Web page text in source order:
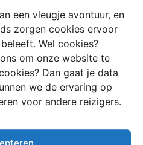
een vleugje avontuur, en
zorgen cookies ervoor
Wel cookies?
om onze website te
Dan gaat je data
we de ervaring op
voor andere reizigers.
Bel daarom altijd de
tot hij of een van zijn
Dit kan even duren,
te genieten van het
wat voor moois Oeganda
z’n allen op